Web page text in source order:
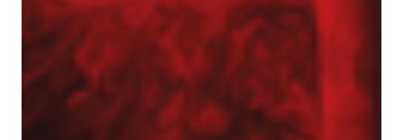
Młodszy mechanik / Serwisant maszyn
budowlanych (K/M)
Młodszy specjalista ds. bazy sprzętowej (K/M)
Praktyki (K/M) w Tergon!